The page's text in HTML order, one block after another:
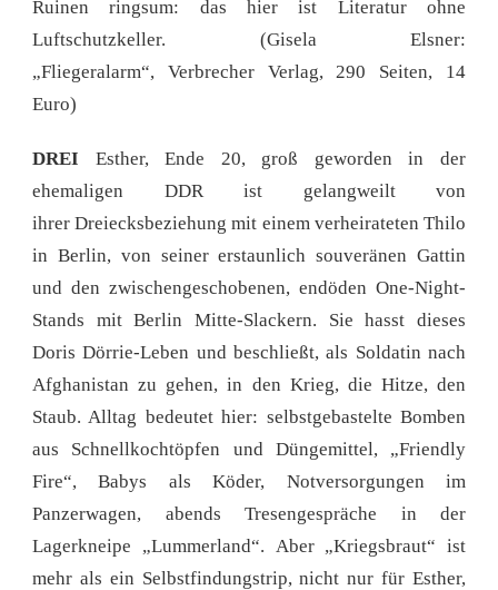
Ruinen ringsum: das hier ist Literatur ohne
Luftschutzkeller. (Gisela Elsner:
„Fliegeralarm“, Verbrecher Verlag, 290 Seiten, 14
Euro)
DREI Esther, Ende 20, groß geworden in der
ehemaligen DDR ist gelangweilt von
ihrer Dreiecksbeziehung mit einem verheirateten Thilo
in Berlin, von seiner erstaunlich souveränen Gattin
und den zwischengeschobenen, endöden One-Night-
Stands mit Berlin Mitte-Slackern. Sie hasst dieses
Doris Dörrie-Leben und beschließt, als Soldatin nach
Afghanistan zu gehen, in den Krieg, die Hitze, den
Staub. Alltag bedeutet hier: selbstgebastelte Bomben
aus Schnellkochtöpfen und Düngemittel, „Friendly
Fire“, Babys als Köder, Notversorgungen im
Panzerwagen, abends Tresengespräche in der
Lagerkneipe „Lummerland“. Aber „Kriegsbraut“ ist
mehr als ein Selbstfindungstrip, nicht nur für Esther,